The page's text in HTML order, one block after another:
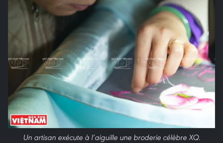
Un artisan exécute à l’aiguille une broderie célèbre XQ.